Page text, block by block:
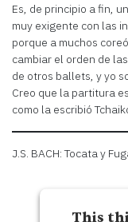
Es, de principio a fin,
muy exigente con las
porque a muchos
cambiar el orden de
de otros ballets, y yo
Creo que la partitura
como la escribió
J.S. BACH: Tocata y
This